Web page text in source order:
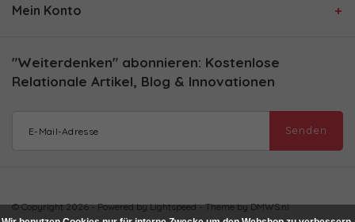
Mein Konto
"Weiterdenken" abonnieren: Kostenlose
Relationale Artikel, Blog & Innovationen
Senden
© Copyright 2026 - Powered byLightspeed- Theme byDMWS.nl